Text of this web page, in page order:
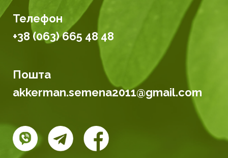
Доставка/Оплата
Блог
Телефон
+38 (063) 665 48 48
Пошта
akkerman.semena2011@gmail.com